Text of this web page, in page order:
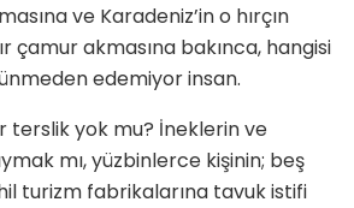
ve Karadeniz’in o hırçın
çamur akmasına bakınca, hangisi
edemiyor insan.
terslik yok mu? İneklerin ve
mı, yüzbinlerce kişinin; beş
turizm fabrikalarına tavuk istifi